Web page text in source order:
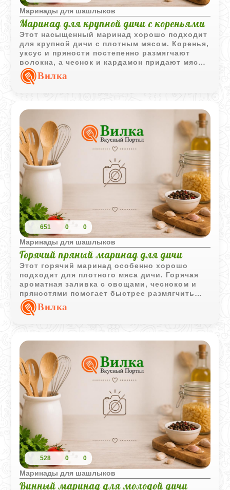
Маринады для шашлыков
Маринад для крупной дичи с кореньями
Этот насыщенный маринад хорошо подходит
для крупной дичи с плотным мясом. Коренья,
уксус и пряности постепенно размягчают
волокна, а чеснок и кардамон придают мясу
глубокий аромат и выразительный вкус.
Вилка
651 0 0
Маринады для шашлыков
Горячий пряный маринад для дичи
Этот горячий маринад особенно хорошо
подходит для плотного мяса дичи. Горячая
ароматная заливка с овощами, чесноком и
пряностями помогает быстрее размягчить
волокна и делает вкус мяса более
насыщенным.
Вилка
528 0 0
Маринады для шашлыков
Винный маринад для молодой дичи